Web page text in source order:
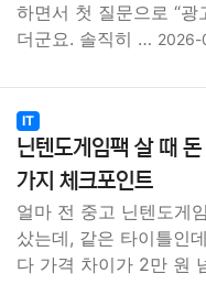
하면서 첫 질문으로 “광
더군요. 솔직히 …
IT
닌텐도게임팩 살 때
가지 체크포인트
얼마 전 중고 닌텐도게
샀는데, 같은 타이틀인
다 가격 차이가 2만 원